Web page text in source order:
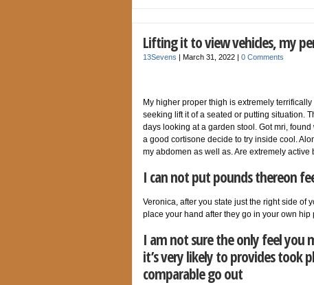
Lifting it to view vehicles, my
13Sevens | March 31, 2022 | 0 Comments
My higher proper thigh is extremely
seeking lift it of a seated or putting situation.
days looking at a garden stool. Got mri,
a good cortisone decide to try inside cool.
my abdomen as well as. Are extremely
I can not put pounds thereon
Veronica, after you state just the right side of
place your hand after they go in your own
I am not sure the only feel you
it’s very likely to provides took
comparable go out